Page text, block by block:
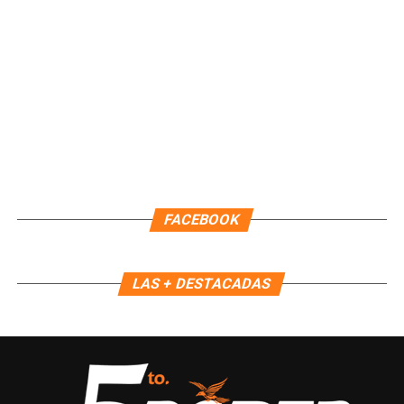
FACEBOOK
LAS + DESTACADAS